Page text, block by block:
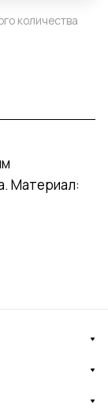
количества
Материал: